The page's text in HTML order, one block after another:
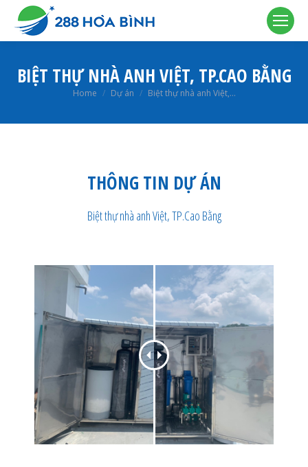
BIỆT THỰ NHÀ ANH VIỆT, TP.CAO BẰNG
You are here:
Home Dự án Biệt thự nhà anh Việt,…
THÔNG TIN DỰ ÁN
Biệt thự nhà anh Việt, TP.Cao Bằng